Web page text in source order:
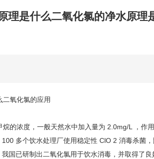
理是什么二氧化氯的净水原理
二氧化氯的应用
的浓度，一般天然水中加入量为 2.0mg/L ，作
多个饮水处理厂使用稳定性 ClO 2 消毒杀菌
国已研制出二氧化氯用于饮水消毒，并取得了良